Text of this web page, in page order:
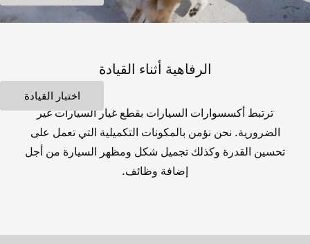
اختبار القيادة
الرفاهية أثناء القيادة
ترتبط أكسسوارات السيارات بقطع غيار السيارات غير
الضرورية. نحن نؤمن بالمكونات التكميلية التي تعمل على
تحسين القدرة وكذلك تجميل شكل ومظهر السيارة من أجل
إضافة وظائف.